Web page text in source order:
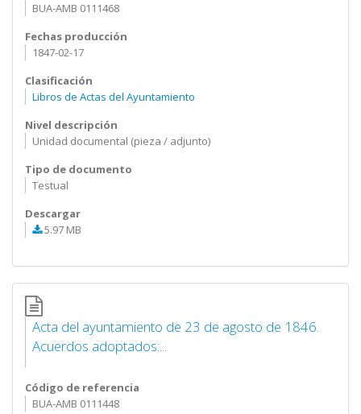
BUA-AMB 0111468
Fechas producción
1847-02-17
Clasificación
Libros de Actas del Ayuntamiento
Nivel descripción
Unidad documental (pieza / adjunto)
Tipo de documento
Testual
Descargar
5.97 MB
Acta del ayuntamiento de 23 de agosto de 1846.
Acuerdos adoptados:...
Código de referencia
BUA-AMB 0111448